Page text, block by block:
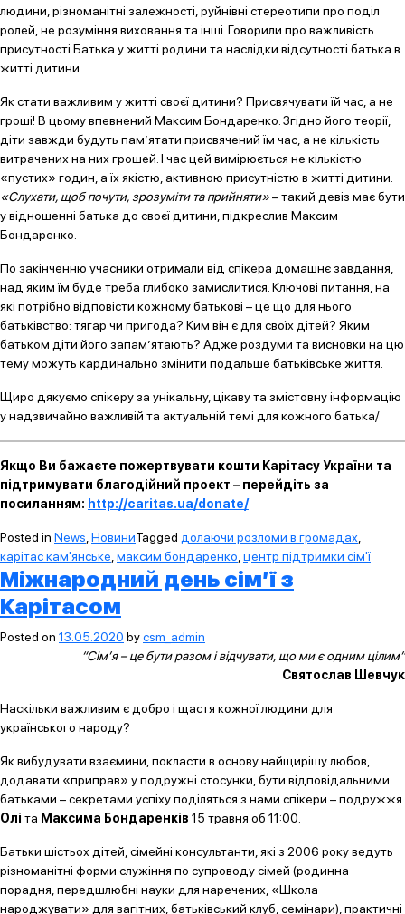
людини, різноманітні залежності, руйнівні стереотипи про поділ
ролей, не розуміння виховання та інші. Говорили про важливість
присутності Батька у житті родини та наслідки відсутності батька в
житті дитини.
Як стати важливим у житті своєї дитини? Присвячувати їй час, а не
гроші! В цьому впевнений Максим Бондаренко. Згідно його теорії,
діти завжди будуть пам’ятати присвячений їм час, а не кількість
витрачених на них грошей. І час цей вимірюється не кількістю
«пустих» годин, а їх якістю, активною присутністю в житті дитини.
«Слухати, щоб почути, зрозуміти та прийняти»– такий девіз має бути
у відношенні батька до своєї дитини, підкреслив Максим
Бондаренко.
По закінченню учасники отримали від спікера домашнє завдання,
над яким їм буде треба глибоко замислитися. Ключові питання, на
які потрібно відповісти кожному батькові – це що для нього
батьківство: тягар чи пригода? Ким він є для своїх дітей? Яким
батьком діти його запам’ятають? Адже роздуми та висновки на цю
тему можуть кардинально змінити подальше батьківське життя.
Щиро дякуємо спікеру за унікальну, цікаву та змістовну інформацію
у надзвичайно важливій та актуальній темі для кожного батька/
Якщо Ви бажаєте пожертвувати кошти Карітасу України та
підтримувати благодійний проект – перейдіть за
посиланням: http://caritas.ua/donate/
Posted in News НовиниTagged долаючи розломи в громадах
карітас кам'янське максим бондаренко центр підтримки сім'ї
Міжнародний день сім’ї з
Карітасом
Posted on 13.05.2020 bycsm_admin
“Сім’я – це бути разом і відчувати, що ми є одним цілим”
Святослав Шевчук
Наскільки важливим є добро і щастя кожної людини для
українського народу?
Як вибудувати взаємини, покласти в основу найщирішу любов,
додавати «приправ» у подружні стосунки, бути відповідальними
батьками – секретами успіху поділяться з нами спікери – подружжя
Олі та Максима Бондаренків 15 травня об 11:00.
Батьки шістьох дітей, сімейні консультанти, які з 2006 року ведуть
різноманітні форми служіння по супроводу сімей (родинна
порадня, передшлюбні науки для наречених, «Школа
народжувати» для вагітних, батьківський клуб, семінари), практичні